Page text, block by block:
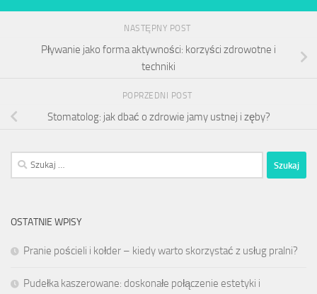
NASTĘPNY POST
Pływanie jako forma aktywności: korzyści zdrowotne i
techniki
POPRZEDNI POST
Stomatolog: jak dbać o zdrowie jamy ustnej i zęby?
Szukaj:
OSTATNIE WPISY
Pranie pościeli i kołder – kiedy warto skorzystać z usług pralni?
Pudełka kaszerowane: doskonałe połączenie estetyki i